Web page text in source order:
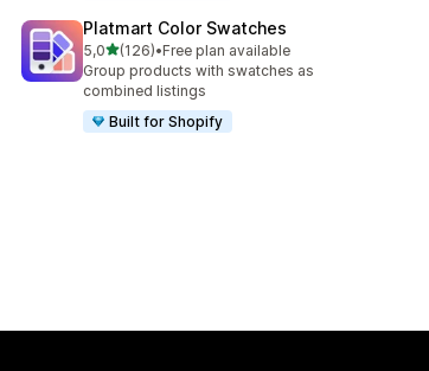
Platmart Color Swatches
5,0de 5 estrelas
(126)
126 total de avaliações
•Free plan available
Group products with swatches as
combined listings
Built for Shopify